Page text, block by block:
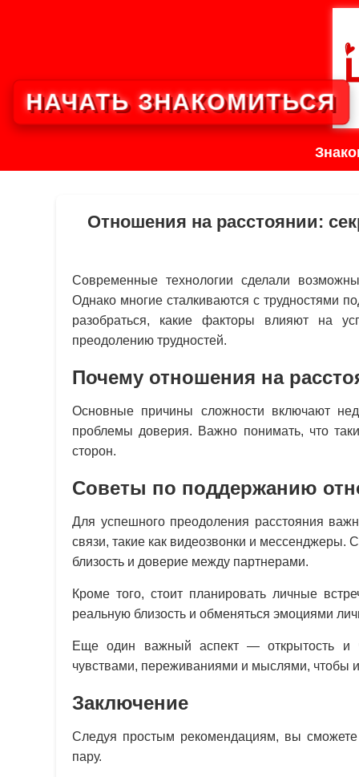
Отношения на расстоянии:
Современные технологии сделали
Однако многие сталкиваются с трудностями
разобраться, какие факторы влияют на
преодолению трудностей.
Почему отношения на
Основные причины сложности включают
проблемы доверия. Важно понимать, что
сторон.
Советы по поддержанию
Для успешного преодоления расстояния
связи, такие как видеозвонки и
близость и доверие между партнерами.
Кроме того, стоит планировать личные
реальную близость и обменяться эмоциями
Еще один важный аспект — открытость и
чувствами, переживаниями и мыслями, чтобы
Заключение
Следуя простым рекомендациям, вы сможете
пару.
НАЧАТЬ ЗНАКОМИТЬСЯ